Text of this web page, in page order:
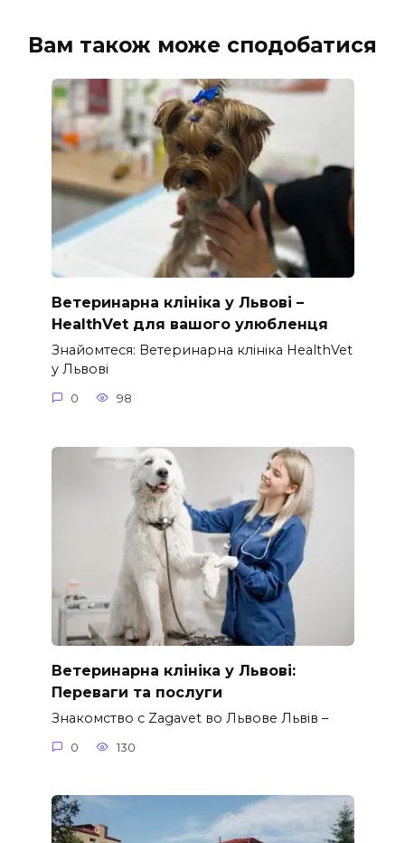
Вам також може сподобатися
Ветеринарна клініка у Львові –
HealthVet для вашого улюбленця
Знайомтеся: Ветеринарна клініка HealthVet
у Львові
0 98
Ветеринарна клініка у Львові:
Переваги та послуги
Знакомство с Zagavet во Львове Львів –
0 130